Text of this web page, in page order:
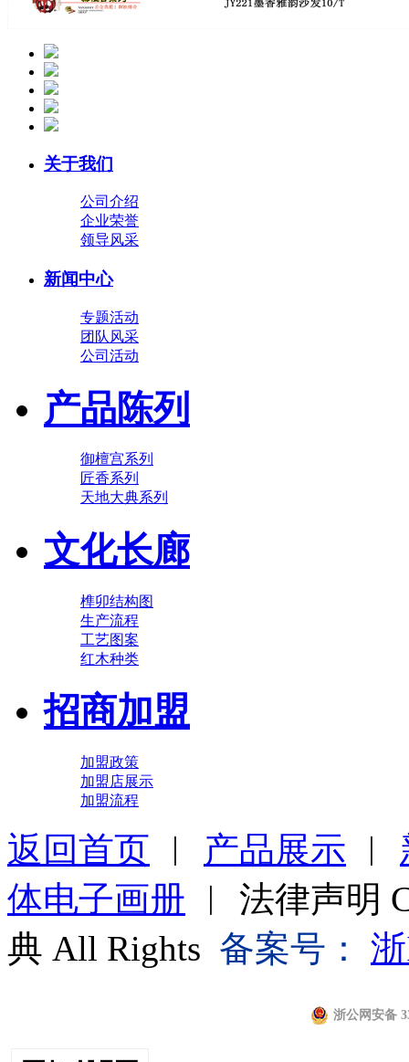
关于我们
公司介绍
企业荣誉
领导风采
新闻中心
专题活动
团队风采
公司活动
产品陈列
御檀宫系列
匠香系列
天地大典系列
文化长廊
榫卯结构图
生产流程
工艺图案
红木种类
招商加盟
加盟政策
加盟店展示
加盟流程
返回首页 ︱ 产品展示 ︱
体电子画册 ︱ 法律声明
典 All Rights 备案号：
浙公网安备